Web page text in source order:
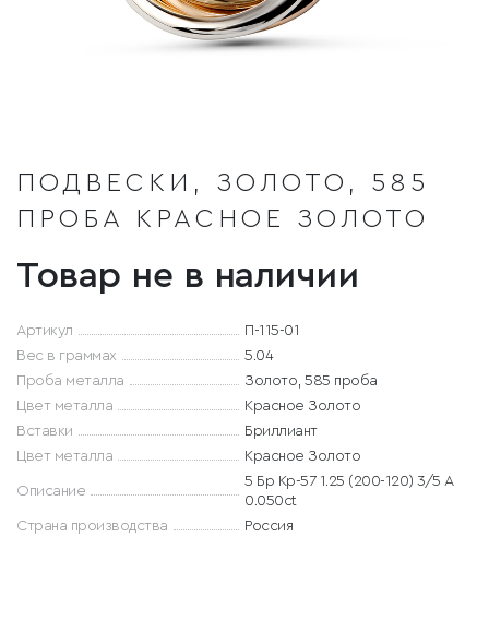
ПОДВЕСКИ, ЗОЛОТО, 585
ПРОБА КРАСНОЕ ЗОЛОТО
Товар не в наличии
Артикул
П-115-01
Вес в граммах
5.04
Проба металла
Золото, 585 проба
Цвет металла
Красное Золото
Вставки
Бриллиант
Цвет металла
Красное Золото
Описание
5 Бр Кр-57 1.25 (200-120) 3/5 А
0.050ct
Страна производства
Россия